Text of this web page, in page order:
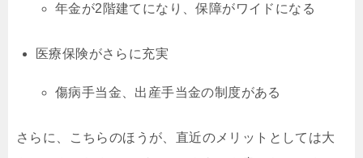
年金が2階建てになり、保障がワイドになる
医療保険がさらに充実
傷病手当金、出産手当金の制度がある
さらに、こちらのほうが、直近のメリットとしては大